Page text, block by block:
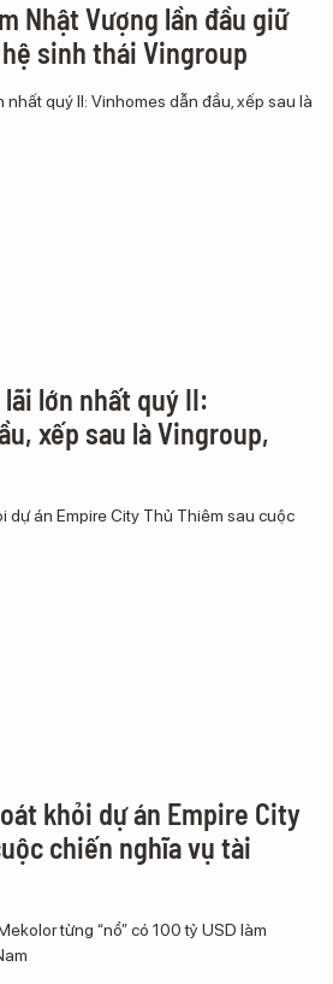
Nhật Vượng lần đầu giữ
sinh thái Vingroup
lớn nhất quý II:
xếp sau là Vingroup,
khỏi dự án Empire City
chiến nghĩa vụ tài